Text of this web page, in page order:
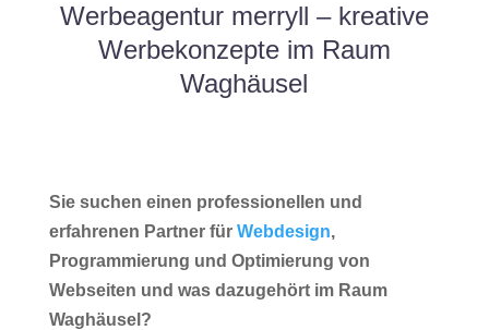
Werbeagentur merryll – kreative
Werbekonzepte im Raum
Waghäusel
Sie suchen einen professionellen und
erfahrenen Partner für Webdesign,
Programmierung und Optimierung von
Webseiten und was dazugehört im Raum
Waghäusel?